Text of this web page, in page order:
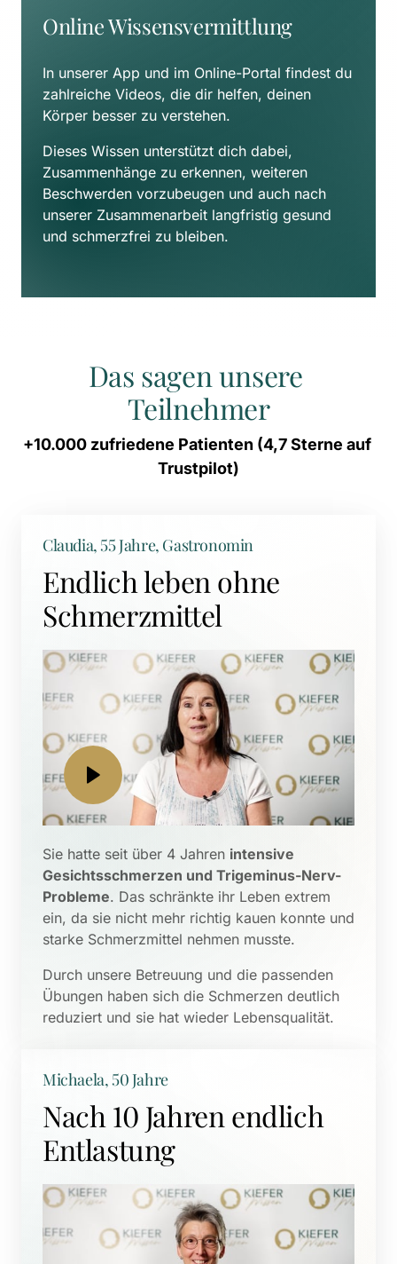
Online Wissensvermittlung
In unserer App und im Online-Portal findest du
zahlreiche Videos, die dir helfen, deinen
Körper besser zu verstehen.
Dieses Wissen unterstützt dich dabei,
Zusammenhänge zu erkennen, weiteren
Beschwerden vorzubeugen und auch nach
unserer Zusammenarbeit langfristig gesund
und schmerzfrei zu bleiben.
Das sagen unsere
Teilnehmer
+10.000 zufriedene Patienten (4,7 Sterne
auf
Trustpilot)
Claudia, 55 Jahre, Gastronomin
Endlich leben ohne
Schmerzmittel
Sie hatte seit über 4 Jahren intensive
Gesichtsschmerzen und Trigeminus-Nerv-
Probleme. Das schränkte ihr Leben extrem
ein, da sie nicht mehr richtig kauen konnte und
starke Schmerzmittel nehmen musste.
Durch unsere Betreuung und die passenden
Übungen haben sich die Schmerzen deutlich
reduziert und sie hat wieder Lebensqualität.
Michaela, 50 Jahre
Nach 10 Jahren endlich
Entlastung